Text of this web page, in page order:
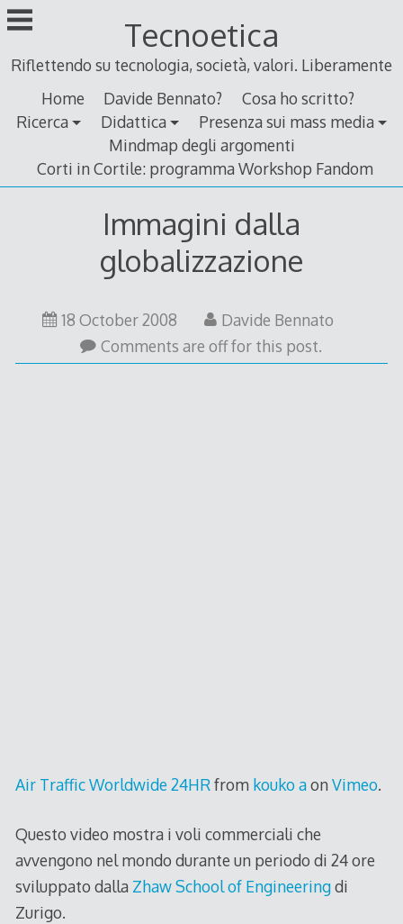
Skip
to
Tecnoetica
Riflettendo su tecnologia, società, valori. Liberamente
Home
Davide Bennato?
Cosa ho scritto?
Ricerca
Didattica
Presenza sui mass media
Mindmap degli argomenti
Corti in Cortile: programma Workshop Fandom
Immagini dalla
globalizzazione
18 October 200818
October
Davide Bennato
Comments are off for this post.
Air Traffic Worldwide 24HRfrom kouko aonVimeo.
Questo video mostra i voli commerciali che
avvengono nel mondo durante un periodo di 24 ore
sviluppato dalla Zhaw School of Engineeringdi
Zurigo.